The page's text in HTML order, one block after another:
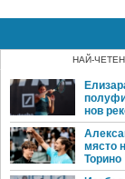
НАЙ-
нов
място
Торино